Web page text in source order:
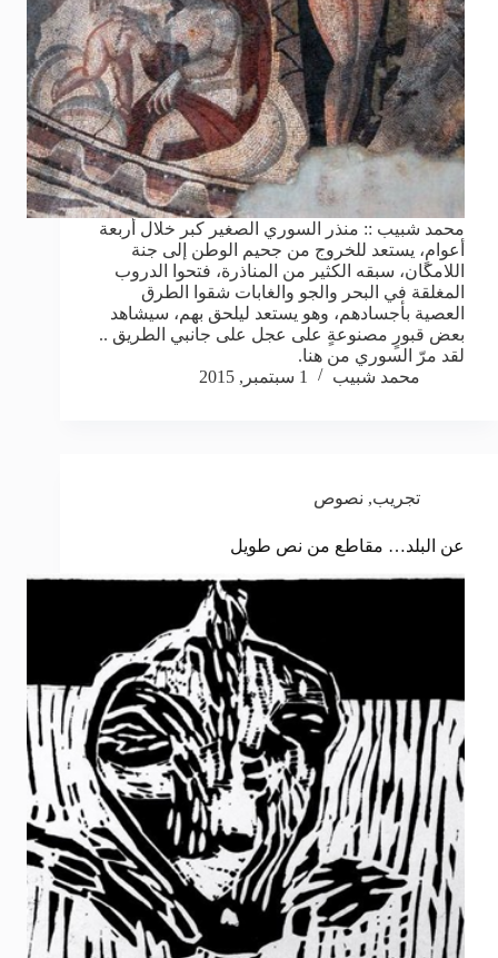
محمد شبيب :: منذر السوري الصغير كبر خلال أربعة
أعوامٍ، يستعد للخروج من جحيم الوطن إلى جنة
اللامكان، سبقه الكثير من المناذرة، فتحوا الدروب
المغلقة في البحر والجو والغابات شقوا الطرق
العصية بأجسادهم، وهو يستعد ليلحق بهم، سيشاهد
بعض قبورٍ مصنوعةٍ على عجل على جانبي الطريق ..
لقد مرّ السوري من هنا.
محمد شبيب
1 سبتمبر, 2015
تجريب, نصوص
عن البلد… مقاطع من نص طويل